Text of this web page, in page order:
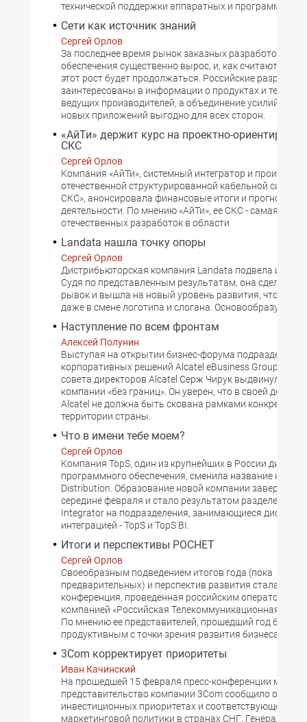
технической поддержки аппаратных и программных
Сети как источник знаний
Сергей Орлов
За последнее время рынок заказных разработок
обеспечения существенно вырос, и, как считают
этот рост будет продолжаться. Российские
заинтересованы в информации о продуктах и
ведущих производителей, а объединение усилий в
новых приложений выгодно для всех сторон.
«АйТи» держит курс на проектно-
СКС
Сергей Орлов
Kомпания «АйТи», системный интегратор и
отечественной структурированной кабельной
СКС», анонсировала финансовые итоги и прогнозы
деятельности. По мнению «АйТи», ее СКС - самая
отечественных разработок в области
Landata нашла точку опоры
Сергей Орлов
Дистрибьюторская компания Landata подвела итоги
Судя по представленным результатам, она сделала
рывок и вышла на новый уровень развития, что
даже в смене логотипа и слогана. Основообразующим
Наступление по всем фронтам
Алексей Полунин
Bыступая на открытии бизнес-форума подразделения
корпоративных решений Alcatel eBusiness Group,
совета директоров Alcatel Серж Чирук выдвинул
компании «без границ». Он уверен, что в своей
Alcatel не должна быть скована рамками конкретного
территории страны.
Что в имени тебе моем?
Сергей Орлов
Kомпания TopS, один из крупнейших в России
программного обеспечения, сменила название на
Distribution. Образование новой компании
середине февраля и стало результатом разделения
Integrator на подразделения, занимающиеся
интеграцией - TopS и TopS BI.
Итоги и перспективы РОСНЕТ
Сергей Орлов
Cвоеобразным подведением итогов года (пока
предварительных) и перспектив развития стала
конференция, проведенная российским оператором
компанией «Российская Телекоммуникационная
По мнению ее представителей, прошедший год был
продуктивным с точки зрения развития бизнеса.
3Com корректирует приоритеты
Иван Качинский
Hа прошедшей 15 февраля пресс-конференции
представительство компании 3Com сообщило о
инвестиционных приоритетах и соответствующем
маркетинговой политики в странах СНГ.